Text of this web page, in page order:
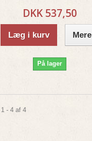
DKK 537,50
Læg i kurv Mere
På lager
- 4 af 4